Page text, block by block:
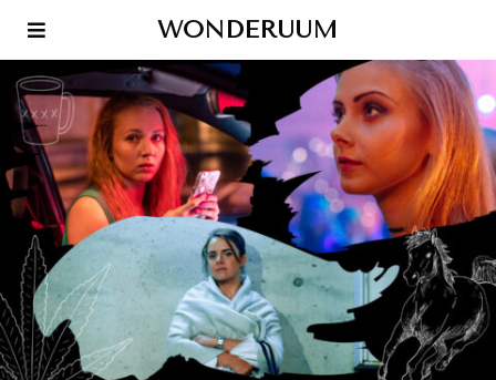
WONDERUUM